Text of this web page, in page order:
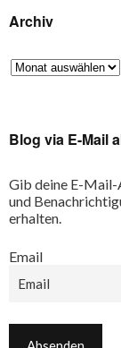
Archiv
Blog via E-Mail
Gib deine E-Mail-
und
erhalten.
Email